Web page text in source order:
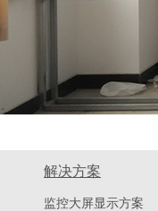
解决方案
监控大屏显示方案